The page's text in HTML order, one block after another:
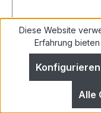
Deko Hygge
Kunstfell 36
cm
Diese Website
Erfahrung
Konfigurieren
Alle